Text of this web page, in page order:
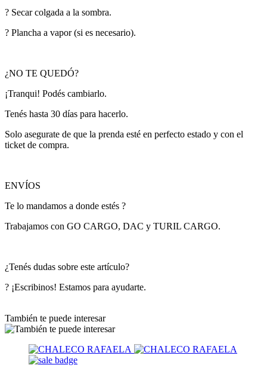
? Secar colgada a la sombra.
? Plancha a vapor (si es necesario).
¿NO TE QUEDÓ?
¡Tranqui! Podés cambiarlo.
Tenés hasta 30 días para hacerlo.
Solo asegurate de que la prenda esté en perfecto estado y con el
ticket de compra.
ENVÍOS
Te lo mandamos a donde estés ?
Trabajamos con GO CARGO, DAC y TURIL CARGO.
¿Tenés dudas sobre este artículo?
? ¡Escribinos! Estamos para ayudarte.
También te puede interesar